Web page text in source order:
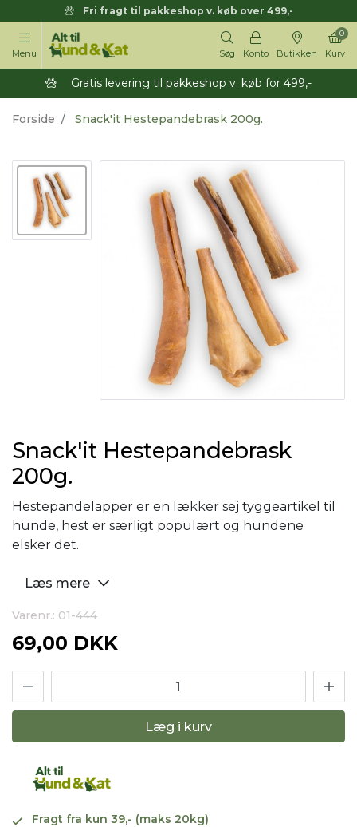
Fri fragt til pakkeshop v. køb over 499,-
Menu Søg Konto Butikken Kurv
0
Gratis levering til pakkeshop v. køb for 499,-
Forside Snack'it Hestepandebrask 200g.
Snack'it Hestepandebrask
200g.
Hestepandelapper er en lækker sej tyggeartikel til
hunde, hest er særligt populært og hundene
elsker det.
Læs mere
Varenr.: 01-444
69,00 DKK
Læg i kurv
Fragt fra kun 39,- (maks 20kg)